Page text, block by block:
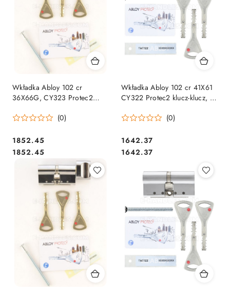
Wkładka Abloy 102 cr
36X66G, CY323 Protec2
(0)
Cena:
1852.45
Cena:
1852.45
Wkładka Abloy 102 cr 41X61
CY322 Protec2 klucz-klucz, 3
(0)
Cena:
1642.37
Cena:
1642.37